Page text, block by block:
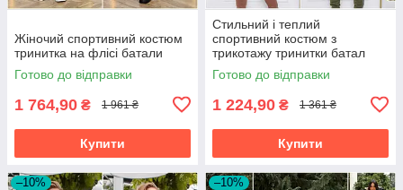
Жіночий спортивний костюм
тринитка на флісі батали
Готово до відправки
1 764,90 ₴ 1 961 ₴
Купити
Стильний і теплий
спортивний костюм з
трикотажу тринитки батал
Готово до відправки
1 224,90 ₴ 1 361 ₴
Купити
–10% –10%